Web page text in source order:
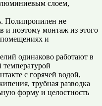
слоем,
Полипропилен не
и поэтому монтаж из этого
и
одинаково работают в
температурой
с горячей водой,
трубная разводка
форму и целостность